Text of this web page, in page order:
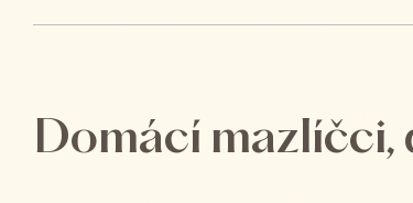
Domácí mazlíčci,